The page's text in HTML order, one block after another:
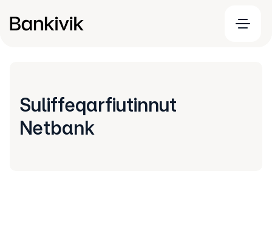
Suliffeqarfiutinnut
Netbank